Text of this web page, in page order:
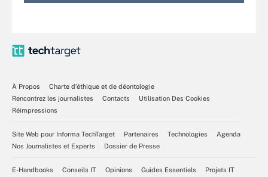
À Propos
Charte d’éthique et de déontologie
Rencontrez les journalistes
Contacts
Utilisation Des Cookies
Réimpressions
Site Web pour Informa TechTarget Partenaires Technologies
Agenda
Nos Journalistes et Experts
Dossier de Presse
E-Handbooks Conseils IT Opinions Guides Essentiels Projets IT